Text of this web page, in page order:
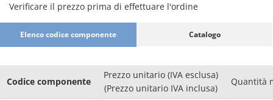
Verificare il prezzo prima di effettuare l'ordine
Elenco codice componente Catalogo
Codice componente
Prezzo unitario (IVA esclusa)
(Prezzo unitario IVA inclusa)
Quantità